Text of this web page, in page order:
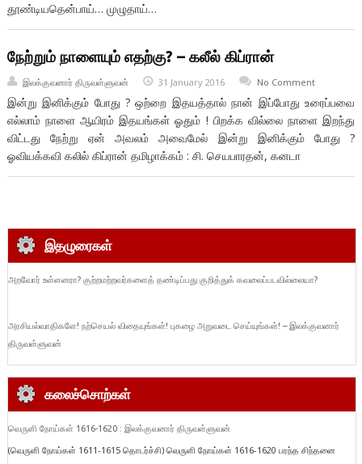
தூண்டியதென்பாய்… முழுதாய்…
நேற்றும் நாளையும் எதற்கு? – கலீல் கிப்ரான்
இலக்குவனார் திருவள்ளுவன் 31 January 2016 No Comment
இன்று இனிக்கும் போது ? ஒற்றை இதயத்தால் நான் இப்போது உரைப்பவை
எல்லாம் நாளை ஆயிரம் இதயங்கள் ஓதும் ! பிறக்க வில்லை நாளை இறந்து
விட்டது நேற்று ஏன் அவலம் அவைமேல் இன்று இனிக்கும் போது ?
ஓவியக்கவி கலில் கிப்ரான் தமிழாக்கம் : சி. செயபாரதன், கனடா
இதழுரைகள்
அறவோர் உள்ளனரா? குற்றமற்றவர்களைத் தண்டிப்பது குறித்துக் கவலைப்படவில்லையா?
அரசியல்வாதிகளே! நற்செயல் விதையுங்கள்! புகழை அறுவடை செய்யுங்கள்! – இலக்குவனார்
திருவள்ளுவன்
கலைச்சொற்கள்
வெருளி நோய்கள் 1616-1620 : இலக்குவனார் திருவள்ளுவன்
(வெருளி நோய்கள் 1611-1615 தொடர்ச்சி) வெருளி நோய்கள் 1616-1620 பரந்த சிந்தனை